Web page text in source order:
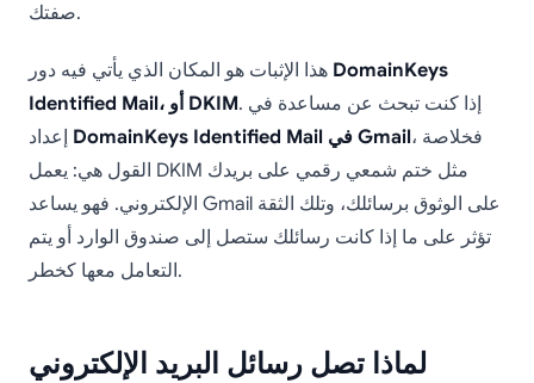
صفتك.
DomainKeys
Identified Mail، أو DKIM. إذا كنت تبحث عن مساعدة في
DomainKeys Identified Mail في Gmail، فخلاصة
القول هي: يعمل DKIM مثل ختم شمعي رقمي على بريدك
الإلكتروني. فهو يساعد Gmail على الوثوق برسائلك، وتلك الثقة
تؤثر على ما إذا كانت رسائلك ستصل إلى صندوق الوارد أو يتم
التعامل معها كخطر.
لماذا تصل رسائل البريد الإلكتروني